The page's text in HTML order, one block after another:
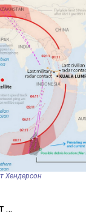
Хендерсон
…